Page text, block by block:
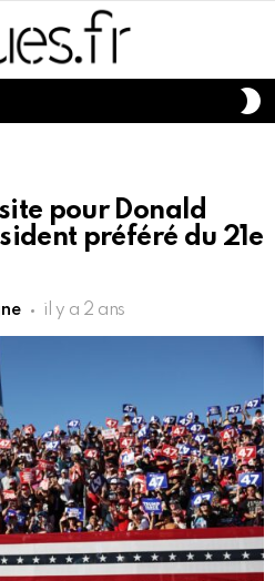
pour Donald
préféré du 21e
il y a 2 ans